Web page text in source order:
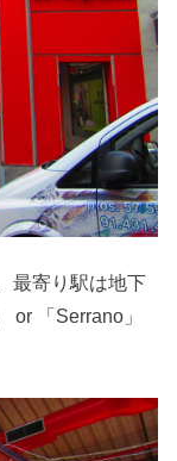
最寄り駅は地下
or 「Serrano」